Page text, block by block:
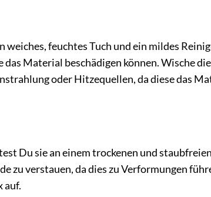
weiches, feuchtes Tuch und ein mildes
Material beschädigen können. Wische
oder Hitzequellen, da diese das
Du sie an einem trockenen und
zu verstauen, da dies zu Verformungen
auf.